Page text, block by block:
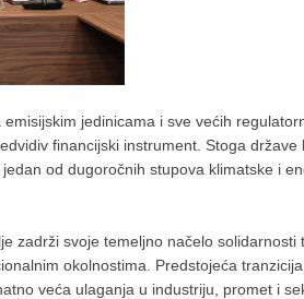
jedinicama i sve većih
financijski instrument. Stoga države
od dugoročnih stupova klimatske i
zadrži svoje temeljno načelo solidarnosti
okolnostima. Predstojeća
veća ulaganja u industriju, promet i